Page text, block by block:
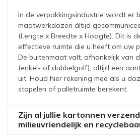
In de verpakkingsindustrie wordt er
maatwerkdozen áltijd
(Lengte x Breedte x Hoogte). Dit is
effectieve ruimte die u heeft om uw
De buitenmaat valt, afhankelijk van
(enkel- of dubbelgolf), altijd een
uit. Houd hier rekening mee als u
stapelen of palletruimte berekent.
Zijn al jullie kartonnen
milieuvriendelijk en